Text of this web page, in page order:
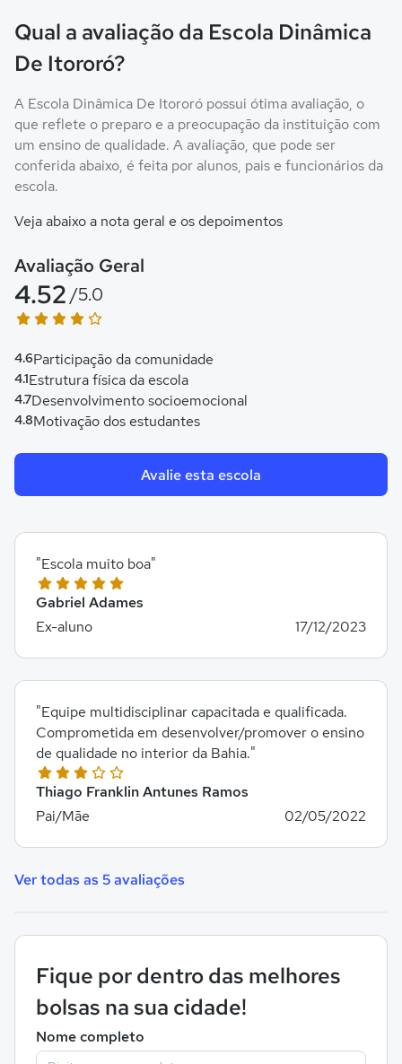
Qual a avaliação da Escola Dinâmica
De Itororó?
A Escola Dinâmica De Itororó possui ótima avaliação, o
que reflete o preparo e a preocupação da instituição com
um ensino de qualidade. A avaliação, que pode ser
conferida abaixo, é feita por alunos, pais e funcionários da
escola.
Veja abaixo a nota geral e os depoimentos
Avaliação Geral
4.52 /5.0
4.6Participação da comunidade
4.1Estrutura física da escola
4.7Desenvolvimento socioemocional
4.8Motivação dos estudantes
Avalie esta escola
Gabriel Adames
Ex-aluno
17/12/2023
"Escola muito boa"
Thiago Franklin Antunes Ramos
Pai/Mãe
02/05/2022
"Equipe multidisciplinar capacitada e qualificada.
Comprometida em desenvolver/promover o ensino
de qualidade no interior da Bahia."
Ver todas as 5 avaliações
Fique por dentro das melhores
bolsas na sua cidade!
Nome completo